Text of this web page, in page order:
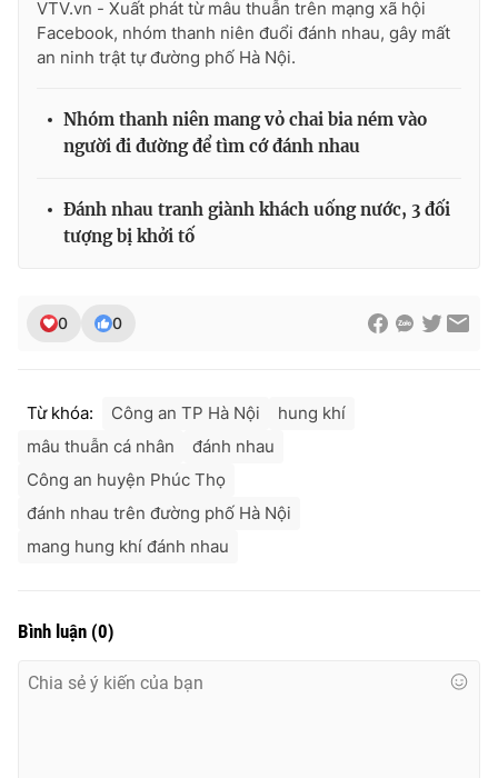
Ðiện thoại Thời báo VTV:024.66 897 897
Email:toasoan@vtv.vn
024-7300.7108
thuận bằng văn bản. Ghi rõ nguồn VTV.vn khi phát hành lại
VTV.vn - Xuất phát từ mâu thuẫn trên mạng xã hội
Facebook, nhóm thanh niên đuổi đánh nhau, gây mất
an ninh trật tự đường phố Hà Nội.
Nhóm thanh niên mang vỏ chai bia ném vào
người đi đường để tìm cớ đánh nhau
Đánh nhau tranh giành khách uống nước, 3 đối
tượng bị khởi tố
0 0
Từ khóa: Công an TP Hà Nội
hung khí
mâu thuẫn cá nhân
đánh nhau
Công an huyện Phúc Thọ
đánh nhau trên đường phố Hà Nội
mang hung khí đánh nhau
Bình luận (0)